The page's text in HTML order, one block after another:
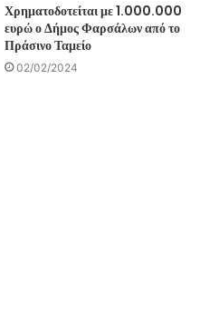
Χρηματοδοτείται με 1.000.000
ευρώ ο Δήμος Φαρσάλων από το
Πράσινο Ταμείο
02/02/2024